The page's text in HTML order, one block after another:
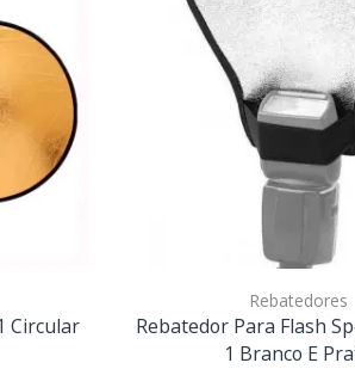
Circular
Rebatedores
Rebatedor Para Flash
1 Branco E